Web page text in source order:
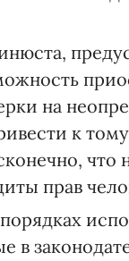
на
к
что
прав
в